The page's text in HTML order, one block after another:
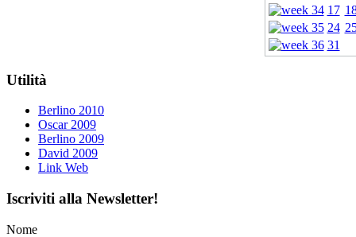
17
24
31
Utilità
Berlino 2010
Oscar 2009
Berlino 2009
David 2009
Link Web
Iscriviti alla Newsletter!
Nome